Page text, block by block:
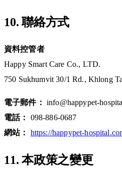
10. 聯絡方式
資料控管者
Happy Smart Care Co., LTD.
750 Sukhumvit 30/1 Rd., Khlong
電子郵件： info@happypet-
電話：
098-886-0687
網站：
https://happypet-
11. 本政策之變更